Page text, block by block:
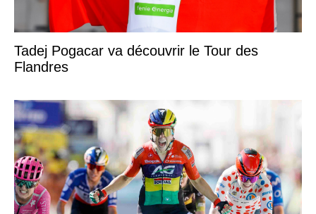
Tadej Pogacar va découvrir le Tour des
Flandres